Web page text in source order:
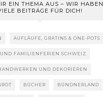
EIN THEMA AUS – WIR HABEN
BEITRÄGE FÜR DICH!
AUFLÄUFE, GRATINS & ONE-POTS
UND FAMILIENFERIEN SCHWEIZ
UND DEKORIEREN
BÜCHER BÜNDNERLAND